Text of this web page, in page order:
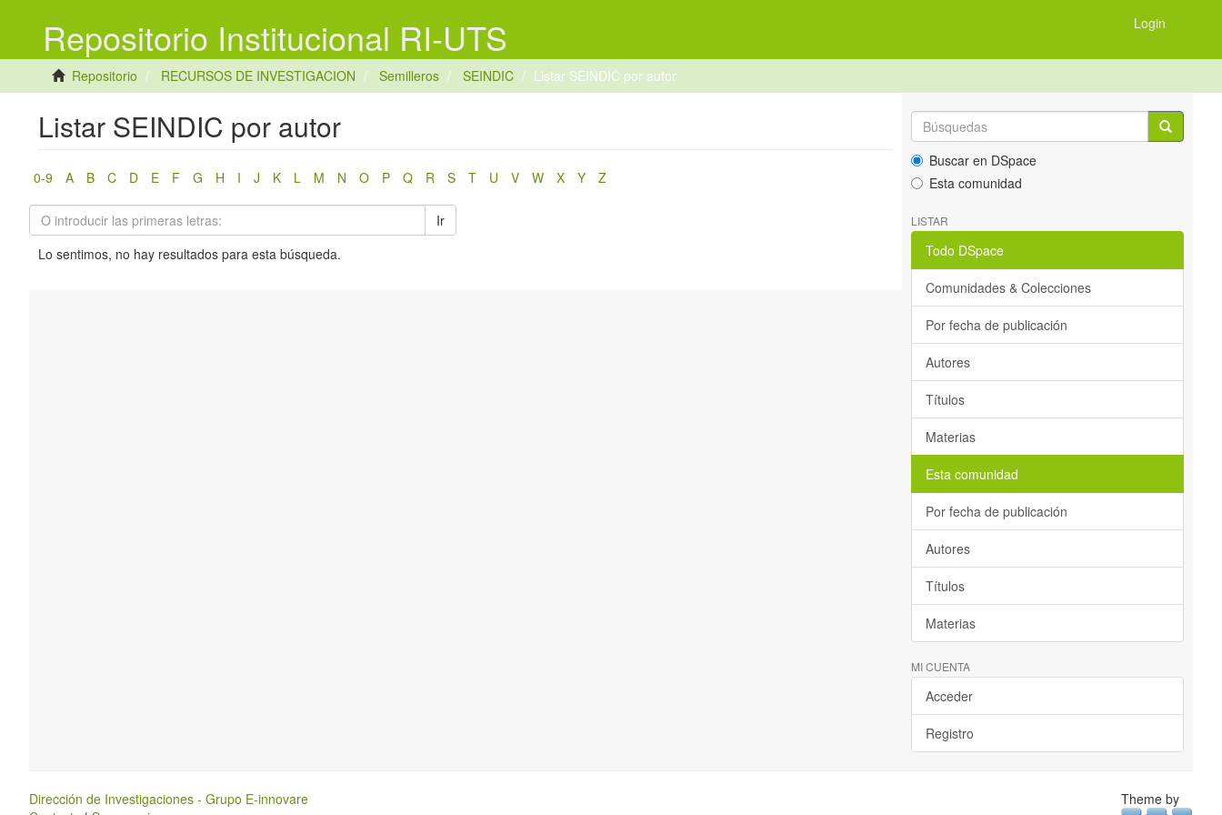
Repositorio Institucional RI-UTS Login
Repositorio RECURSOS DE INVESTIGACION Semilleros SEINDIC Listar SEINDIC por autor
Listar SEINDIC por autor
0-9 A B C D E F G H I J K L M N O P Q R S T U V W X Y Z
Ir
Lo sentimos, no hay resultados para esta búsqueda.
Buscar en DSpace
Esta comunidad
LISTAR
Todo DSpace
Comunidades & Colecciones
Por fecha de publicación
Autores
Títulos
Materias
Esta comunidad
Por fecha de publicación
Autores
Títulos
Materias
MI CUENTA
Acceder
Registro
Dirección de Investigaciones - Grupo E-innovare
Theme by